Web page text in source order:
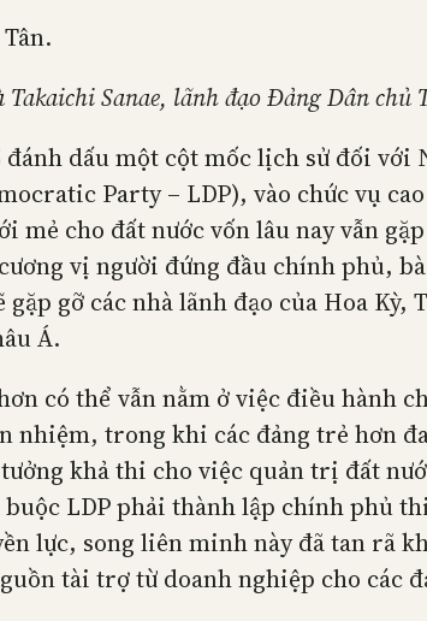
Sanae, lãnh đạo Đảng Dân
đánh dấu một cột mốc lịch sử đối
Party – LDP), vào chức vụ
mẻ cho đất nước vốn lâu nay vẫn
vị người đứng đầu chính phủ,
gỡ các nhà lãnh đạo của Hoa
Á.
có thể vẫn nằm ở việc điều hành
nhiệm, trong khi các đảng trẻ hơn
khả thi cho việc quản trị đất
buộc LDP phải thành lập chính phủ
lực, song liên minh này đã tan rã
tài trợ từ doanh nghiệp cho các